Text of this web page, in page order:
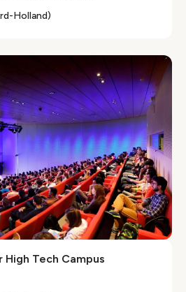
Holland)
Tech Campus